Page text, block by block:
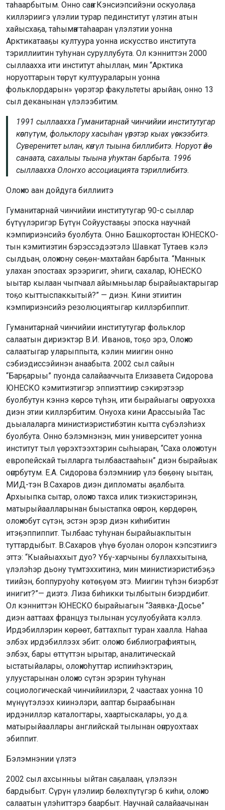
таһаарбытым. Онно саҥа Кэнсиэпсийэни оскуолаҕа
киллэриигэ үлэлии турар пединститут үлэтин атын
хайысхаҕа, таһымҥа таһааран үлэлэтии уонна
Арктикатааҕы култуура уонна искусство института
тэриллиитин туһунан суруллубута. Ол кэнниттэн 2000
сыллаахха ити институт аһыллан, мин “Арктика
норуоттарын төрүт култуураларын уонна
фольклордарын» үөрэтэр факультеты арыйан, онно 13
сыл деканынан үлэлээбитим.
1991 сыллаахха Гуманитарнай чинчийии институтугар
көспүтүм, фольклору хасыһан үөрэтэр кыах үөскээбитэ.
Суверенитет ылан, көҥүл тыына биллибитэ. Норуот өйө-
санаата, сахалыы тыына уһуктан барбыта. 1996
сыллаахха Олоҥхо ассоциацията тэриллибитэ.
Олоҥхо аан дойдуга биллиитэ
Гуманитарнай чинчийии институтугар 90-с сыллар
бүтүүлэригэр Бүтүн Сойуустааҕы эпоска научнай
кэмпириэнсийэ буолбута. Онно Башкортостан ЮНЕСКО-
тын кэмитиэтин бэрэссэдээтэлэ Шавкат Тутаев кэлэ
сылдьан, олоҥхону сөҕөн-махтайан барбыта. “Маннык
улахан эпостаах эрээригит, эһиги, сахалар, ЮНЕСКО
ыытар кылаан чыпчаал айымньылар бырайыактарыгар
тоҕо кыттыспаккытый?” — диэн. Кини этиитин
кэмпириэнсийэ резолюциятыгар киллэрбиппит.
Гуманитарнай чинчийии институтугар фольклор
салаатын дириэктэр В.И. Иванов, тоҕо эрэ, Олоҥхо
салаатыгар уларыппыта, кэлин миигин онно
сэбиэдиссэйинэн анаабыта. 2002 сыл сайын
“Барҕарыы” пуонда салайааччыта Елизавета Сидорова
ЮНЕСКО кэмитиэтигэр эппиэттиир сэкирэтээр
буолбутун кэннэ көрсө түһэн, ити бырайыагы оҥоруохха
диэн этии киллэрбитим. Онуоха кини Арассыыйа Тас
дьыалаларга министиэристибэтин кытта сүбэлэһиэх
буолбута. Онно бэлэмнэнэн, мин университет уонна
институт тыл үөрэхтээхтэрин сыһыаран, “Саха олоҥхотун
европейскай тылларга тылбаастааһын” диэн бырайыак
оҥорбутум. Е.А. Сидорова бэлэмниир үлэ бөҕөнү ыытан,
МИД-тэн В.Сахаров диэн дипломаты аҕалбыта.
Архыыпка сытар, олоҥхо тахса илик тиэкистэринэн,
матырыйаалларынан быыстапка оҥорон, көрдөрөн,
олоҥхобут сүтэн, эстэн эрэр диэн киһибитин
итэҕэппиппит. Тылбаас туһунан бырайыакпытын
туттардыбыт. В.Сахаров үһүө буолан олорон кэпсэтиигэ
эттэ: “Кыайыаххыт дуо? Үбү-харчыны буллаххытына,
үлэлэһэр дьону түмтэххитинэ, мин министиэристибэҕэ
тиийэн, боппуруоһу көтөҕүөм этэ. Миигин түһэн биэрбэт
инигит?”— диэтэ. Лиза биһикки тылбытын биэрдибит.
Ол кэнниттэн ЮНЕСКО бырайыагын “Заявка-Досье”
диэн ааттаах француз тылынан усулуобуйата кэллэ.
Ирдэбиллэрин көрөөт, баттахпыт туран хаалла. Наһаа
элбэх ирдэбиллээх эбит: олоҥхо библиографиятын,
элбэх, бары өттүттэн ырытар, аналитическай
ыстатыйалары, олоҥхоһуттар испииһэктэрин,
улуустарынан олоҥхо сүтэн эрэрин туһунан
социологическай чинчийиилэри, 2 чаастаах уонна 10
мүнүүтэлээх киинэлэри, ааптар быраабынан
ирдэниллэр каталогтары, хаартыскалары, уо.д.а.
матырыйааллары английскай тылынан оҥоруохтаах
эбиппит.
Бэлэмнэнии үлэтэ
2002 сыл ахсынньы ыйтан саҕалаан, үлэлээн
бардыбыт. Сүрүн үлэлиир бөлөхпүтүгэр 6 киһи, олоҥхо
салаатын үлэһиттэрэ баарбыт. Научнай салайаачынан